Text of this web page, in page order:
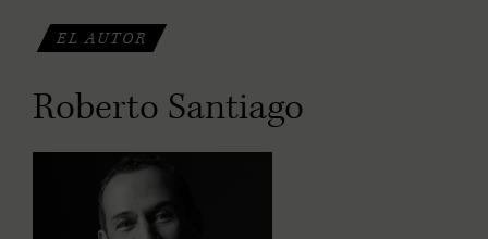
EL AUTOR
Roberto Santiago